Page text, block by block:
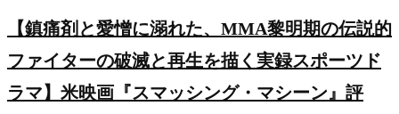
【鎮痛剤と愛憎に溺れた、MMA黎明期の伝説的
ファイターの破滅と再生を描く実録スポーツド
ラマ】米映画『スマッシング・マシーン』評